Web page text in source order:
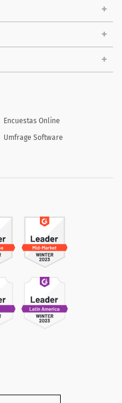
Encuestas Online
Umfrage Software